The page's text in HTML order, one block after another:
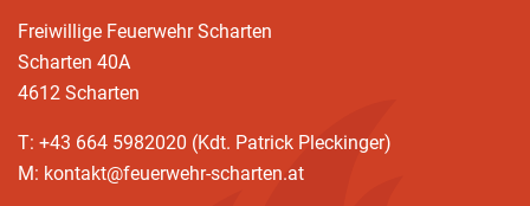
Freiwillige Feuerwehr Scharten
Scharten 40A
4612 Scharten
T: +43 664 5982020 (Kdt. Patrick Pleckinger)
M: kontakt@feuerwehr-scharten.at